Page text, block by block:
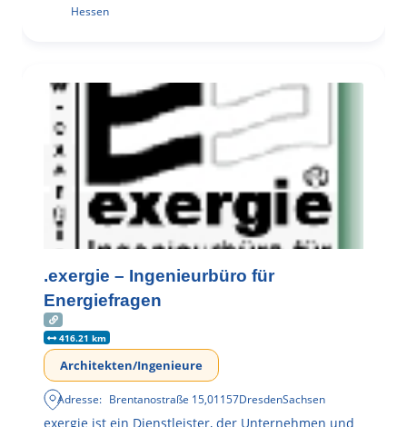
Hessen
.exergie – Ingenieurbüro für
Energiefragen
416.21 km
Architekten/Ingenieure
Adresse: Brentanostraße 15,01157DresdenSachsen
exergie ist ein Dienstleister, der Unternehmen und